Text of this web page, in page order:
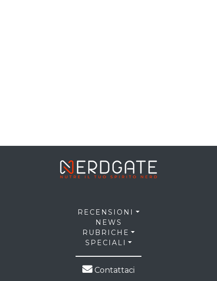
RECENSIONI
NEWS
RUBRICHE
SPECIALI
Contattaci